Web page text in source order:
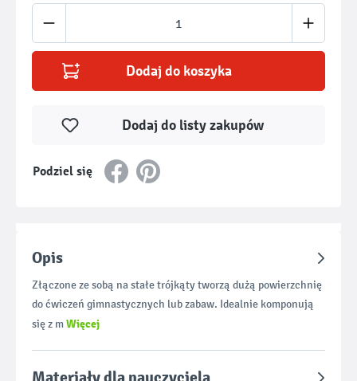
Ilość produktu: Wprowadź żądaną ilość
Dodaj do koszyka
Podziel się
Dodaj do listy zakupów
Opis
Złączone ze sobą na stałe trójkąty tworzą dużą powierzchnię
do ćwiczeń gimnastycznych lub zabaw. Idealnie komponują
się z mWięcej